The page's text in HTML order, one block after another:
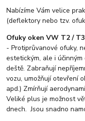
Nabízíme Vám velice
(deflektory nebo tzv.
Ofuky oken VW T2 /
- Protiprůvanové ofuky,
estetickým, ale i
deště. Zabraňují
vozu, umožňují otevření
apd.) Zmírňují
Veliké plus je možnost
dnech. Jsou snadno